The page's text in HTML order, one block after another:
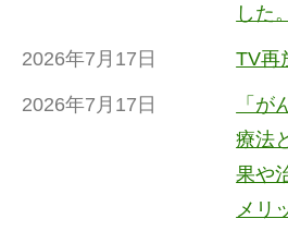
した。
2026年7月17日 TV再
2026年7月17日
「が
療法
果や
メリ